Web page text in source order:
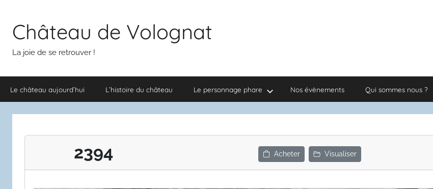
contenuChâteau de Volognat
La joie de se retrouver !
Le château aujourd’hui L’histoire du château Le personnage phare Nos évènements Qui sommes nous ?
2394 Acheter Visualiser